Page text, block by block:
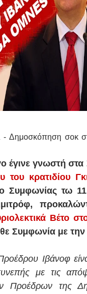
Δημοσκόπηση σοκ
έγινε γνωστή στα
του κρατιδίου
Συμφωνίας τω
Βέτο
Συμφωνία με
Ιβάνοφ
με τις
Προέδρων της